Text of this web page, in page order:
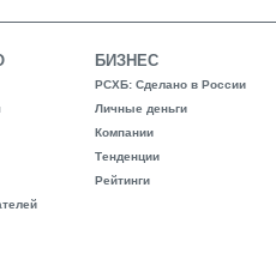
БИЗНЕС
РСХБ: Сделано в России
Личные деньги
Компании
Тенденции
Рейтинги